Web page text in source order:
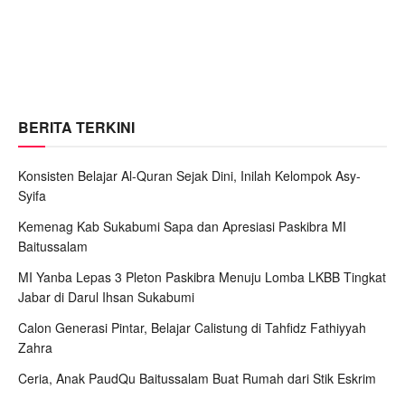
BERITA TERKINI
Konsisten Belajar Al-Quran Sejak Dini, Inilah Kelompok Asy-
Syifa
Kemenag Kab Sukabumi Sapa dan Apresiasi Paskibra MI
Baitussalam
MI Yanba Lepas 3 Pleton Paskibra Menuju Lomba LKBB Tingkat
Jabar di Darul Ihsan Sukabumi
Calon Generasi Pintar, Belajar Calistung di Tahfidz Fathiyyah
Zahra
Ceria, Anak PaudQu Baitussalam Buat Rumah dari Stik Eskrim